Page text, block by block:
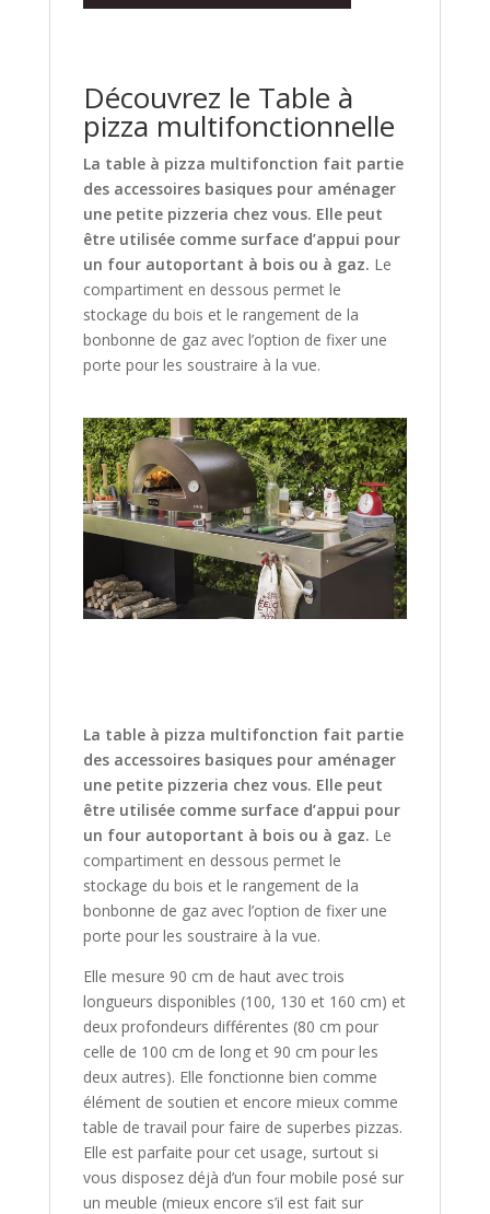
Découvrez le Table à
pizza multifonctionnelle
La table à pizza multifonction fait partie
des accessoires basiques pour aménager
une petite pizzeria chez vous. Elle peut
être utilisée comme surface d’appui pour
un four autoportant à bois ou à gaz. Le
compartiment en dessous permet le
stockage du bois et le rangement de la
bonbonne de gaz avec l’option de fixer une
porte pour les soustraire à la vue.
La table à pizza multifonction fait partie
des accessoires basiques pour aménager
une petite pizzeria chez vous. Elle peut
être utilisée comme surface d’appui pour
un four autoportant à bois ou à gaz. Le
compartiment en dessous permet le
stockage du bois et le rangement de la
bonbonne de gaz avec l’option de fixer une
porte pour les soustraire à la vue.
Elle mesure 90 cm de haut avec trois
longueurs disponibles (100, 130 et 160 cm) et
deux profondeurs différentes (80 cm pour
celle de 100 cm de long et 90 cm pour les
deux autres). Elle fonctionne bien comme
élément de soutien et encore mieux comme
table de travail pour faire de superbes pizzas.
Elle est parfaite pour cet usage, surtout si
vous disposez déjà d’un four mobile posé sur
un meuble (mieux encore s’il est fait sur